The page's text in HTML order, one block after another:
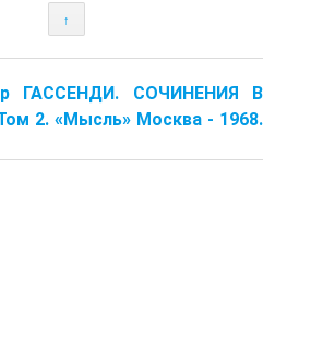
↑
ГАССЕНДИ. СОЧИНЕНИЯ В
2. «Мысль» Москва - 1968.